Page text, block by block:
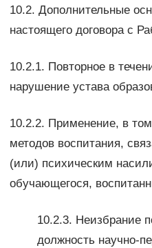
10.2. Дополнительные
настоящего договора с
10.2.1. Повторное в
нарушение устава
10.2.2. Применение, в
методов воспитания,
(или) психическим
обучающегося,
10.2.3. Неизбрание
должность научно-